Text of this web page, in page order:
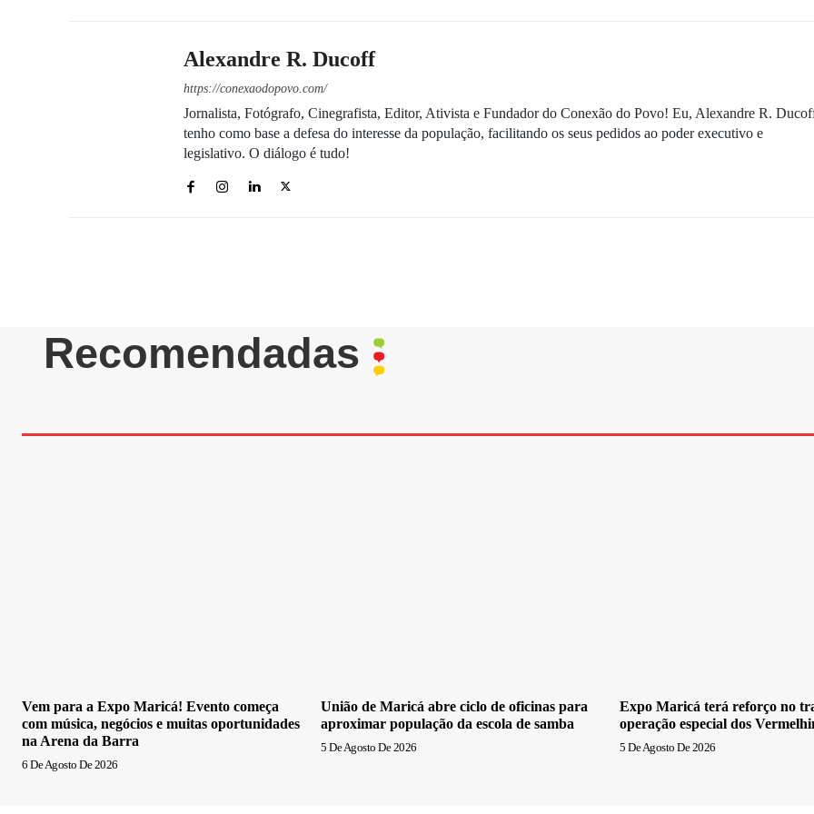
Alexandre R. Ducoff
https://conexaodopovo.com/
Jornalista, Fotógrafo, Cinegrafista, Editor, Ativista e Fundador do Conexão do Povo! Eu, Alexandre R.
tenho como base a defesa do interesse da população, facilitando os seus pedidos ao poder executivo e
legislativo. O diálogo é tudo!
Recomendadas
Vem para a Expo Maricá! Evento começa
com música, negócios e muitas oportunidades
na Arena da Barra
6 De Agosto De 2026
União de Maricá abre ciclo de oficinas para
aproximar população da escola de samba
5 De Agosto De 2026
Expo Maricá terá reforço no
operação especial dos
5 De Agosto De 2026